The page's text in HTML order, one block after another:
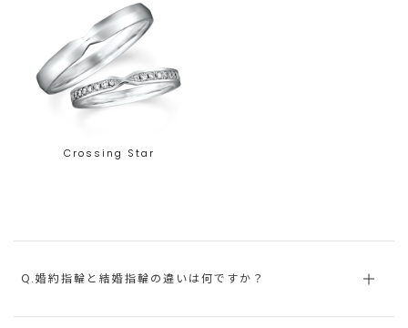
Crossing Star
Q.婚約指輪と結婚指輪の違いは何ですか？